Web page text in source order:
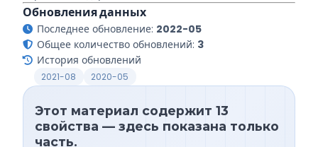
Обновления данных
Последнее обновление: 2022-05
Общее количество обновлений: 3
История обновлений
2021-08 2020-05
Этот материал содержит 13
свойства — здесь показана только
часть.